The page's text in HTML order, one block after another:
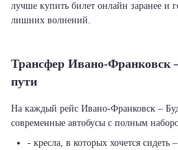
лучше купить билет онлайн заранее и
лишних волнений.
Трансфер Ивано-Франковск
пути
На каждый рейс Ивано-Франковск –
современные автобусы с полным
- кресла, в которых хочется сидеть